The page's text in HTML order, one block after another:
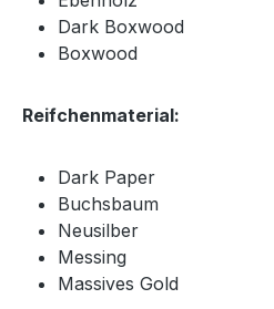
Dark Boxwood
Boxwood
Reifchenmaterial:
Dark Paper
Buchsbaum
Neusilber
Messing
Massives Gold